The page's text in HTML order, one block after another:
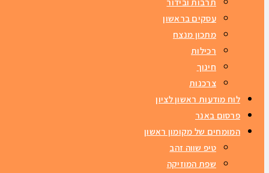
עסקים בראשון
מתכון מנצח
רכילות
חינוך
צרכנות
לוח מודעות ראשון לציון
פרסום באנר
המומחים של מקומון ראשון
טיפ שווה זהב
שפת המוזיקה